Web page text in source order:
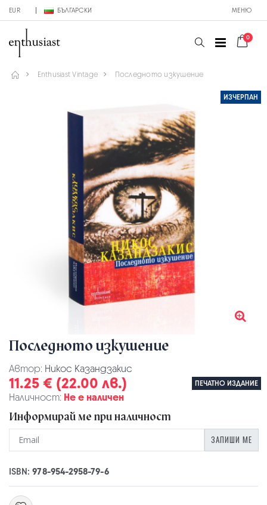
EUR БЪЛГАРСКИ МЕНЮ
0
Enthusiast Vintage Последното изкушение
ИЗЧЕРПАН
Последното изкушение
Автор: Никос Казандзакис
11.25 € (22.00 лв.) ПЕЧАТНО ИЗДАНИЕ
Наличност: Не е наличен
Информирай ме при наличност
ЗАПИШИ МЕ
ISBN:978-954-2958-79-6